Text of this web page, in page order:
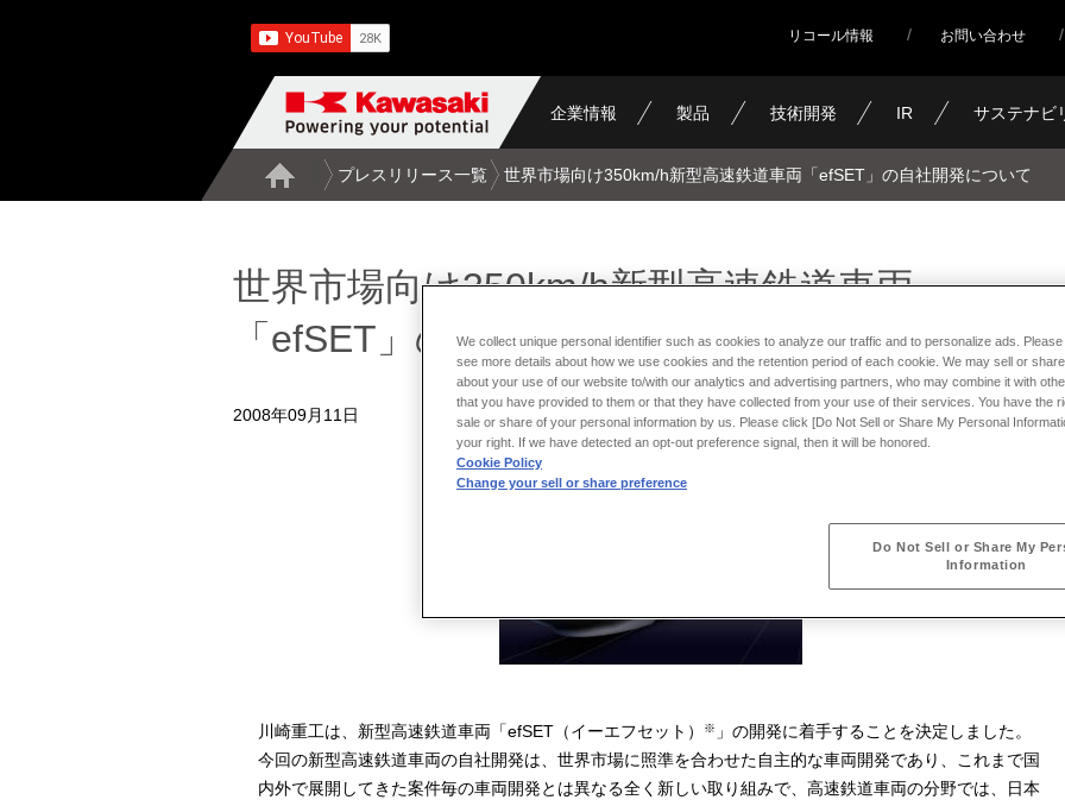
リコール情報 お問い合わせ
企業情報 製品 技術開発 IR サステナビ
プレスリリース一覧 世界市場向け350km/h新型高速鉄道車両「efSET」の自社開発について
世界市場向け350km/h新型高速鉄道車両
「efSET」の自社開発について
2008年09月11日
川崎重工は、新型高速鉄道車両「efSET（イーエフセット） ※ 」の開発に着手することを決定しました。
今回の新型高速鉄道車両の自社開発は、世界市場に照準を合わせた自主的な車両開発であり、これまで国
内外で展開してきた案件毎の車両開発とは異なる全く新しい取り組みで、高速鉄道車両の分野では、日本
We collect unique personal identifier such as cookies to analyze our traffic and to personalize ads. Please
see more details about how we use cookies and the retention period of each cookie. We may sell or
about your use of our website to/with our analytics and advertising partners, who may combine it with
that you have provided to them or that they have collected from your use of their services. You have the
sale or share of your personal information by us. Please click [Do Not Sell or Share My Personal
your right. If we have detected an opt-out preference signal, then it will be honored.
Cookie Policy
Change your sell or share preference
Do Not Sell or Share My
Information